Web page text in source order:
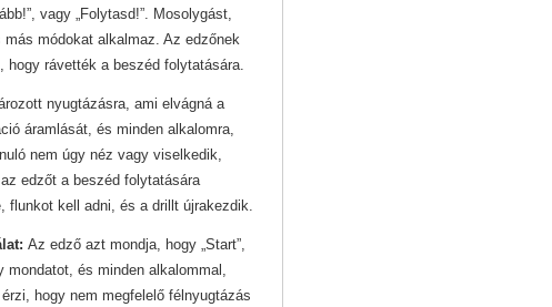
vagy „Folytasd!”. Mosolygást,
más módokat alkalmaz. Az edzőnek
hogy rávették a beszéd folytatására.
nyugtázásra, ami elvágná a
áramlását, és minden alkalomra,
nem úgy néz vagy viselkedik,
edzőt a beszéd folytatására
flunkot kell adni, és a drillt újrakezdik.
Az edző azt mondja, hogy „Start”,
mondatot, és minden alkalommal,
hogy nem megfelelő félnyugtázás